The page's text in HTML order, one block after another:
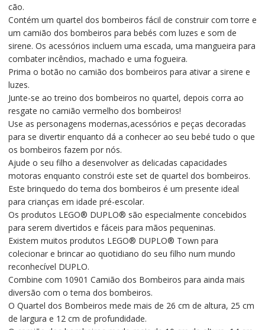
cão.
Contém um quartel dos bombeiros fácil de construir com torre e
um camião dos bombeiros para bebés com luzes e som de
sirene. Os acessórios incluem uma escada, uma mangueira para
combater incêndios, machado e uma fogueira.
Prima o botão no camião dos bombeiros para ativar a sirene e
luzes.
Junte-se ao treino dos bombeiros no quartel, depois corra ao
resgate no camião vermelho dos bombeiros!
Use as personagens modernas,acessórios e peças decoradas
para se divertir enquanto dá a conhecer ao seu bebé tudo o que
os bombeiros fazem por nós.
Ajude o seu filho a desenvolver as delicadas capacidades
motoras enquanto constrói este set de quartel dos bombeiros.
Este brinquedo do tema dos bombeiros é um presente ideal
para crianças em idade pré-escolar.
Os produtos LEGO® DUPLO® são especialmente concebidos
para serem divertidos e fáceis para mãos pequeninas.
Existem muitos produtos LEGO® DUPLO® Town para
colecionar e brincar ao quotidiano do seu filho num mundo
reconhecível DUPLO.
Combine com 10901 Camião dos Bombeiros para ainda mais
diversão com o tema dos bombeiros.
O Quartel dos Bombeiros mede mais de 26 cm de altura, 25 cm
de largura e 12 cm de profundidade.